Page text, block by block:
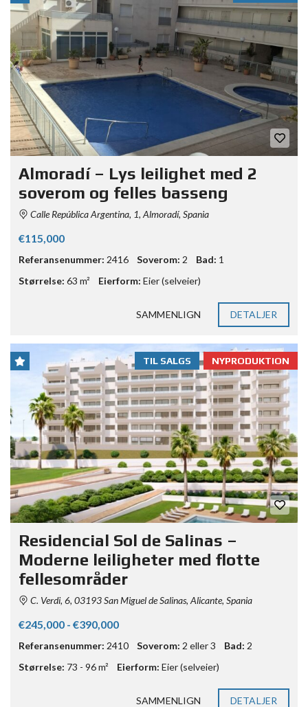
Almoradí – Lys leilighet med 2
soverom og felles basseng
Calle República Argentina, 1, Almoradí, Spania
€115,000
Referansenummer: 2416 Soverom: 2 Bad: 1
Størrelse: 63 m² Eierform: Eier (selveier)
SAMMENLIGN DETALJER
NYPRODUKTION
TIL SALGS
Residencial Sol de Salinas –
Moderne leiligheter med flotte
fellesområder
C. Verdi, 6, 03193 San Miguel de Salinas, Alicante, Spania
€245,000 - €390,000
Referansenummer: 2410 Soverom: 2 eller 3 Bad: 2
Størrelse: 73 - 96 m² Eierform: Eier (selveier)
SAMMENLIGN DETALJER